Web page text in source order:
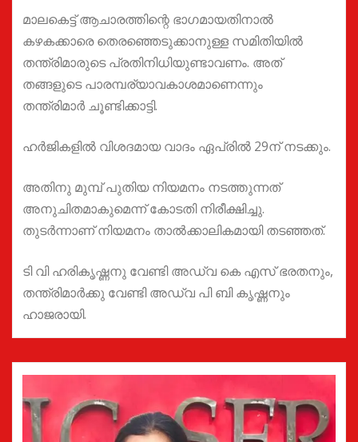
മാലകെട്ട് ആചാരത്തിന്റെ ഭാഗമായതിനാൽ
കഴകക്കാരെ തെരഞ്ഞെടുക്കാനുള്ള സമിതിയിൽ
തന്ത്രിമാരുടെ പ്രതിനിധിയുണ്ടാവണം. അത്
തങ്ങളുടെ പാരമ്പര്യാവകാശമാണെന്നും
തന്ത്രിമാർ ചൂണ്ടിക്കാട്ടി.
ഹർജികളിൽ വിശദമായ വാദം ഏപ്രിൽ 29ന് നടക്കും.
അതിനു മുമ്പ് പുതിയ നിയമനം നടത്തുന്നത്
അനുചിതമാകുമെന്ന് കോടതി നിരീക്ഷിച്ചു.
തുടർന്നാണ് നിയമനം താൽക്കാലികമായി തടഞ്ഞത്.
ടി വി ഹരികൃഷ്ണനു വേണ്ടി അഡ്വ കെ എസ് ഭരതനും,
തന്ത്രിമാർക്കു വേണ്ടി അഡ്വ പി ബി കൃഷ്ണനും
ഹാജരായി.